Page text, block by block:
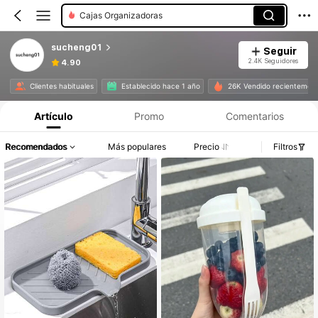
Cajas Organizadoras
sucheng01
4.90
Seguir
2.4K Seguidores
Clientes habituales Establecido hace 1 año 26K Vendido
Artículo Promo Comentarios
Recomendados Más populares Precio Filtros